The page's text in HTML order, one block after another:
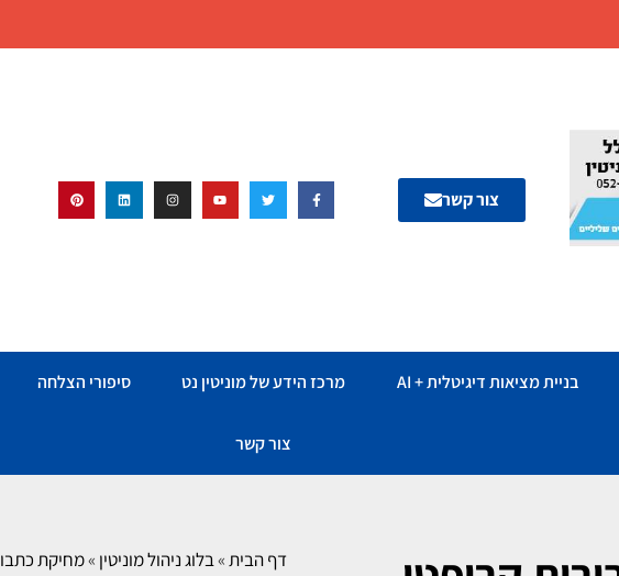
צור קשר
בניית מציאות דיגיטלית + AI מרכז הידע של מוניטין נט סיפורי הצלחה
צור קשר
דף הבית»בלוג ניהול מוניטין »מחיקת